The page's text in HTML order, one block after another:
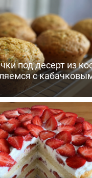
под десерт из
с